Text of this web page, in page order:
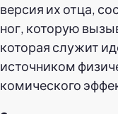
версия их отца,
ног, которую
которая служит
источником
комического